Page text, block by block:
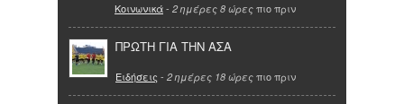
Κοινωνικά- 2 ημέρες 8 ώρες πιο πριν
ΠΡΩΤΗ ΓΙΑ ΤΗΝ ΑΣΑ
Ειδήσεις - 2 ημέρες 18 ώρες πιο πριν